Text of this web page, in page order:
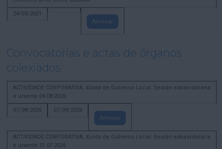
24/03/2021
Amosar
Convocatorias e actas de órganos
colexiados
ACTIVIDADE CORPORATIVA. Xunta de Goberno Local. Sesión extraordinaria
e urxente 04.08.2026
07/08/2026
07/09/2026
Amosar
ACTIVIDADE CORPORATIVA. Xunta de Goberno Local. Sesión extraordinaria
e urxente 31.07.2026